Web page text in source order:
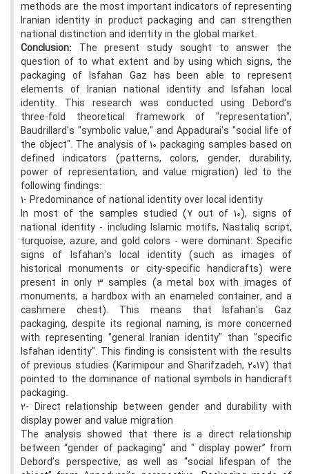
methods are the most important indicators of representing
Iranian identity in product packaging and can strengthen
national distinction and identity in the global market.
Conclusion: The present study sought to answer the
question of to what extent and by using which signs, the
packaging of Isfahan Gaz has been able to represent
elements of Iranian national identity and Isfahan local
identity. This research was conducted using Debord's
three-fold theoretical framework of "representation",
Baudrillard's "symbolic value," and Appadurai's "social life of
the object". The analysis of 10 packaging samples based on
defined indicators (patterns, colors, gender, durability,
power of representation, and value migration) led to the
following findings:
1- Predominance of national identity over local identity
In most of the samples studied (7 out of 10), signs of
national identity - including Islamic motifs, Nastaliq script,
turquoise, azure, and gold colors - were dominant. Specific
signs of Isfahan's local identity (such as images of
historical monuments or city-specific handicrafts) were
present in only 3 samples (a metal box with images of
monuments, a hardbox with an enameled container, and a
cashmere chest). This means that Isfahan's Gaz
packaging, despite its regional naming, is more concerned
with representing "general Iranian identity" than "specific
Isfahan identity". This finding is consistent with the results
of previous studies (Karimipour and Sharifzadeh, 2017) that
pointed to the dominance of national symbols in handicraft
packaging.
2- Direct relationship between gender and durability with
display power and value migration
The analysis showed that there is a direct relationship
between “gender of packaging" and " display power” from
Debord’s perspective, as well as “social lifespan of the